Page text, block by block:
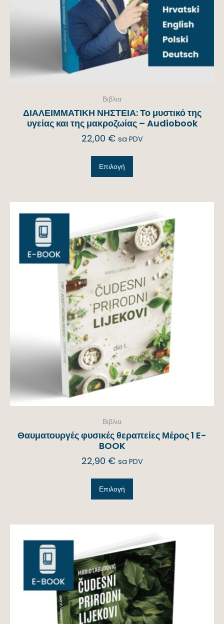
Βιβλια
ΔΙΑΛΕΙΜΜΑΤΙΚΗ ΝΗΣΤΕΙΑ: Το μυστικό της
υγείας και της μακροζωίας – Audiobook
22,00 € sa PDV
Επιλογή
Βιβλια
Θαυματουργές φυσικές θεραπείες Μέρος 1 E-
BOOK
22,90 € sa PDV
Επιλογή